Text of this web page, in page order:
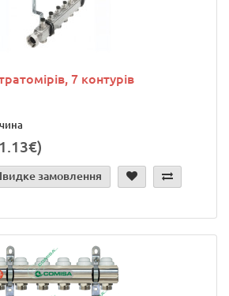
7 контурів
замовлення